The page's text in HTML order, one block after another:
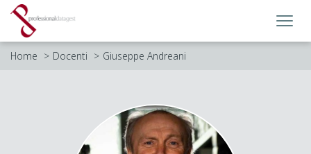
Home Docenti Giuseppe Andreani